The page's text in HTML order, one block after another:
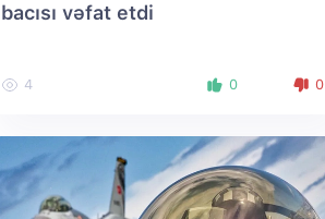
bacısı vəfat etdi
4 0 0